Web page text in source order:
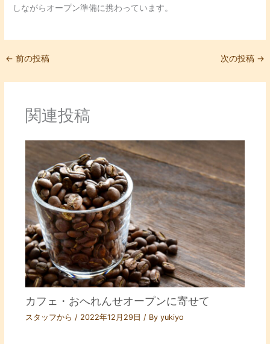
しながらオープン準備に携わっています。
← 前の投稿 次の投稿 →
関連投稿
カフェ・おへれんせオープンに寄せて
スタッフから / 2022年12月29日 / By yukiyo